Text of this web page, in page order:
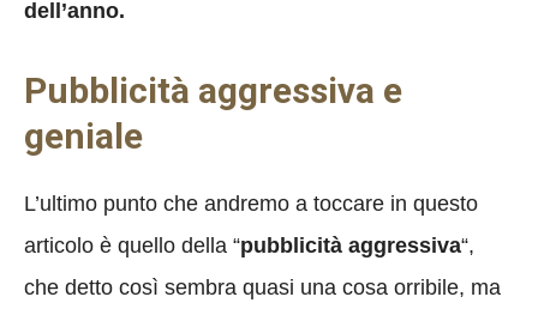
dell’anno.
Pubblicità aggressiva e
geniale
L’ultimo punto che andremo a toccare in questo
articolo è quello della “pubblicità aggressiva“,
che detto così sembra quasi una cosa orribile, ma